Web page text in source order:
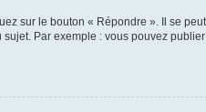
sur le bouton « Répondre ». Il se
Par exemple : vous pouvez